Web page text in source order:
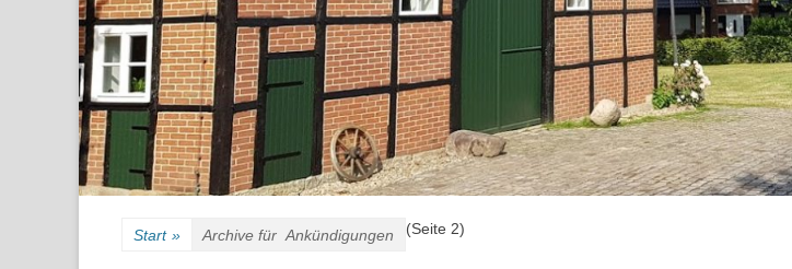
Start » Archive für Ankündigungen (Seite 2)